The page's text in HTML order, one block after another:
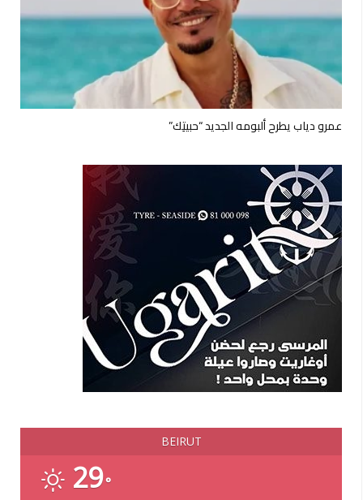
عمرو دياب يطرح ألبومه الجديد “حبيتِك”
BEIRUT
29°